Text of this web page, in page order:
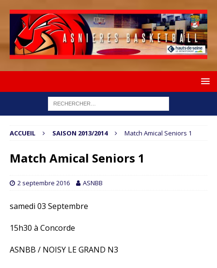
ACCUEIL SAISON 2013/2014 Match Amical Seniors 1
Match Amical Seniors 1
2 septembre 2016 ASNBB
samedi 03 Septembre
15h30 à Concorde
ASNBB / NOISY LE GRAND N3